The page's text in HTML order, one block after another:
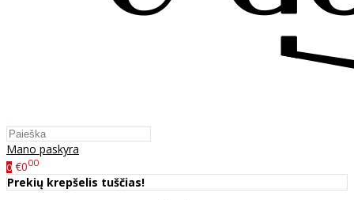
Mano paskyra
0 €000
Prekių krepšelis tuščias!